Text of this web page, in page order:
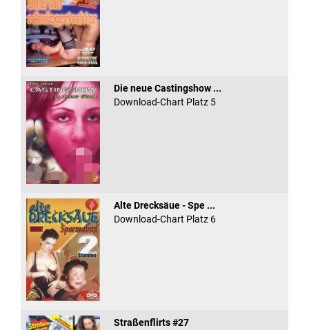
Die neue Castingshow ...
Download-Chart Platz 5
Alte Drecksäue - Spe ...
Download-Chart Platz 6
Straßenflirts #27